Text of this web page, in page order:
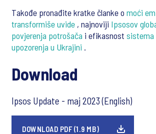
Takođe pronađite kratke članke o moći
transformiše uvide , najnoviji Ipsosov
povjerenja potrošača i efikasnost sistema
upozorenja u Ukrajini .
Download
Ipsos Update - maj 2023 (English)
DOWNLOAD PDF (1.9 MB)